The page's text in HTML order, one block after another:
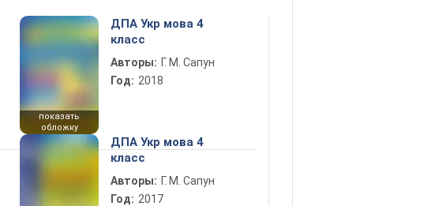
показать
обложку
ДПА Укр мова 4
класс
Авторы: Г. М. Сапун
Год: 2018
ДПА Укр мова 4
класс
Авторы: Г. М. Сапун
Год: 2017